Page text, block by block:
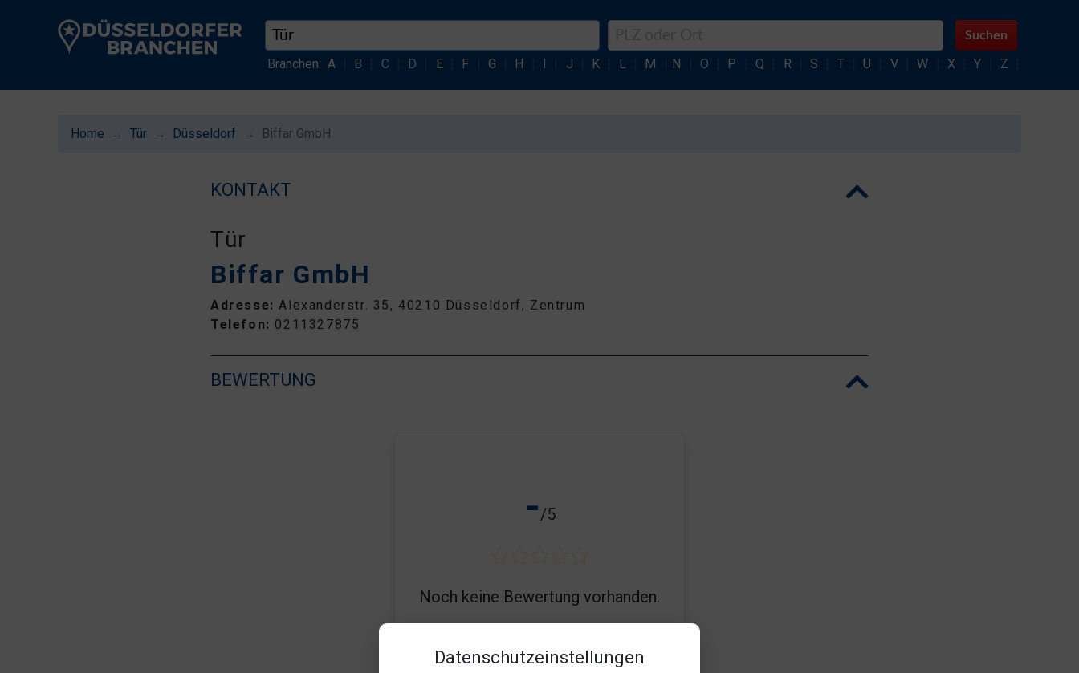
Datenschutzeinstellungen
Suchen
Branchen: A B C D E F G H I J K L M N O P Q R S T U V W X Y Z
Home Tür Düsseldorf Biffar GmbH
KONTAKT
Tür
Biffar GmbH
Adresse:Alexanderstr. 35, 40210 Düsseldorf, Zentrum
Telefon: 0211327875
BEWERTUNG
-/5
Noch keine Bewertung vorhanden.